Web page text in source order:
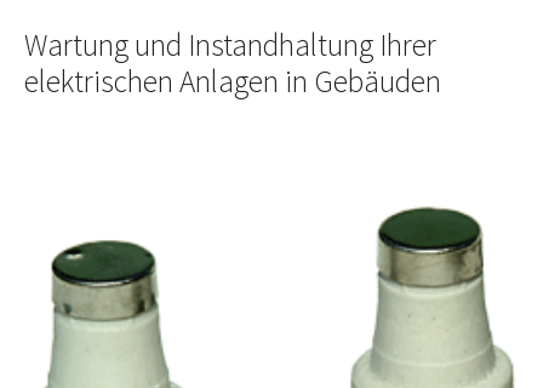
Wartung und Instandhaltung Ihrer
elektrischen Anlagen in Gebäuden